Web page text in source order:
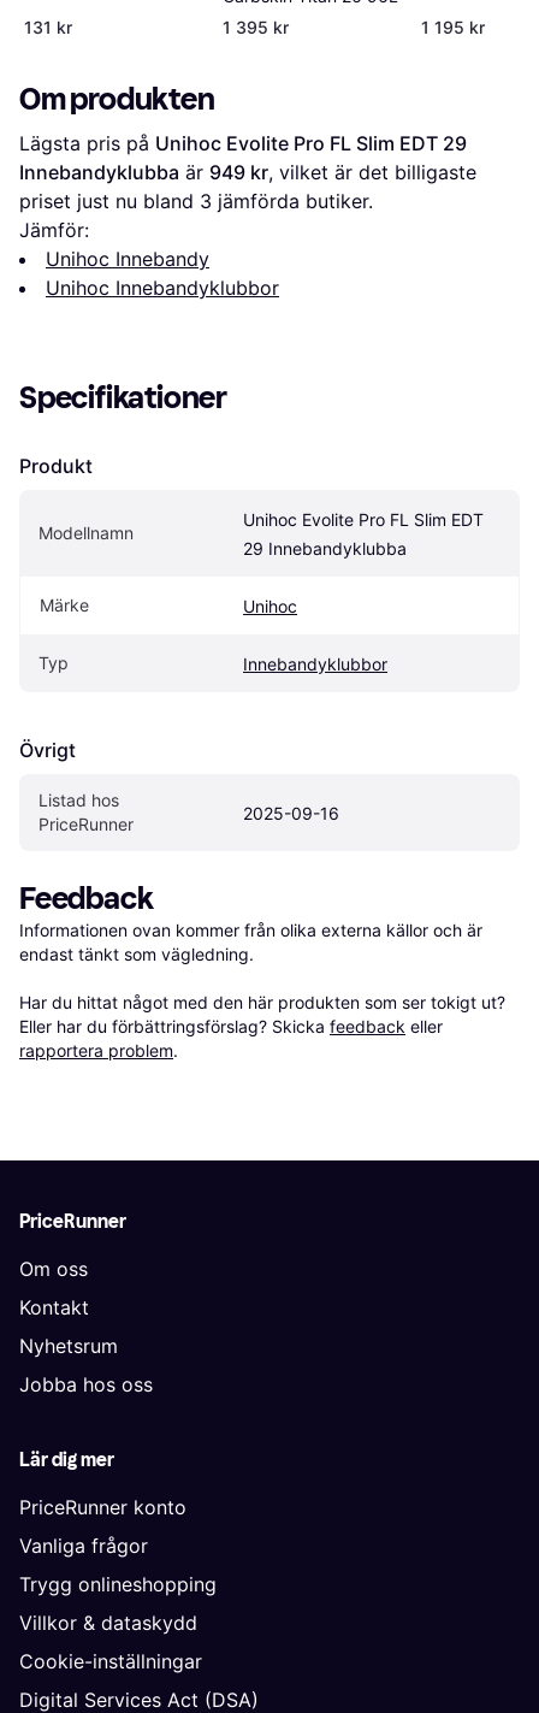
131 kr
1 395 kr
1 195 kr
Om produkten
Lägsta pris på Unihoc Evolite Pro FL Slim EDT 29
Innebandyklubba är 949 kr, vilket är det billigaste
priset just nu bland 3 jämförda butiker.
Jämför:
Unihoc Innebandy
Unihoc Innebandyklubbor
Specifikationer
Produkt
Modellnamn
Unihoc Evolite Pro FL Slim EDT
29 Innebandyklubba
Märke Unihoc
Typ Innebandyklubbor
Övrigt
Listad hos
PriceRunner
2025-09-16
Feedback
Informationen ovan kommer från olika externa källor och är
endast tänkt som vägledning.
Har du hittat något med den här produkten som ser tokigt ut?
Eller har du förbättringsförslag? Skicka feedback eller
rapportera problem.
PriceRunner
Om oss
Kontakt
Nyhetsrum
Jobba hos oss
Lär dig mer
PriceRunner konto
Vanliga frågor
Trygg onlineshopping
Villkor & dataskydd
Cookie-inställningar
Digital Services Act (DSA)